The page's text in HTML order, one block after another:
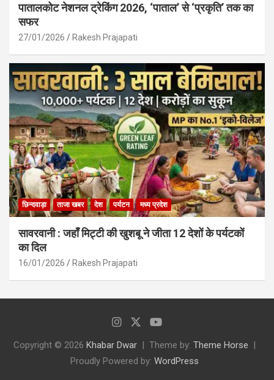
पातालकोट नेशनल ट्रेकिंग 2026, ‘पाताल’ से ‘प्रकृति’ तक का
सफर
27/01/2026 Rakesh Prajapati
छिन्दवाड़ा ताजा खबर देश पर्यटन मध्य प्रदेश
सावरवानी : जहाँ मिट्टी की खुशबू ने जीता 12 देशों के पर्यटकों
का दिल
16/01/2026 Rakesh Prajapati
Copyright © 2026 Khabar Dwar Theme by: Theme Horse
Proudly Powered by: WordPress